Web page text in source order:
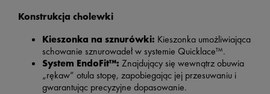
Konstrukcja cholewki
Kieszonka na sznurówki: Kieszonka umożliwiająca
schowanie sznurowadeł w systemie Quicklace™.
System EndoFit™: Znajdujący się wewnątrz obuwia
„rękaw” otula stopę, zapobiegając jej przesuwaniu i
gwarantując precyzyjne dopasowanie.